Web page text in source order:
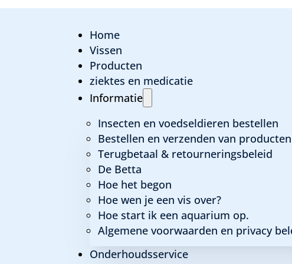
Home
Vissen
Producten
ziektes en medicatie
Informatie
Insecten en voedseldieren bestellen
Bestellen en verzenden van
Terugbetaal & retourneringsbeleid
De Betta
Hoe het begon
Hoe wen je een vis over?
Hoe start ik een aquarium op.
Algemene voorwaarden en privacy
Onderhoudsservice
Filtermousse
Op voorraad (kan nabesteld worden)
FILTERMOUSSE
BIOMASTER TOEVOEGEN